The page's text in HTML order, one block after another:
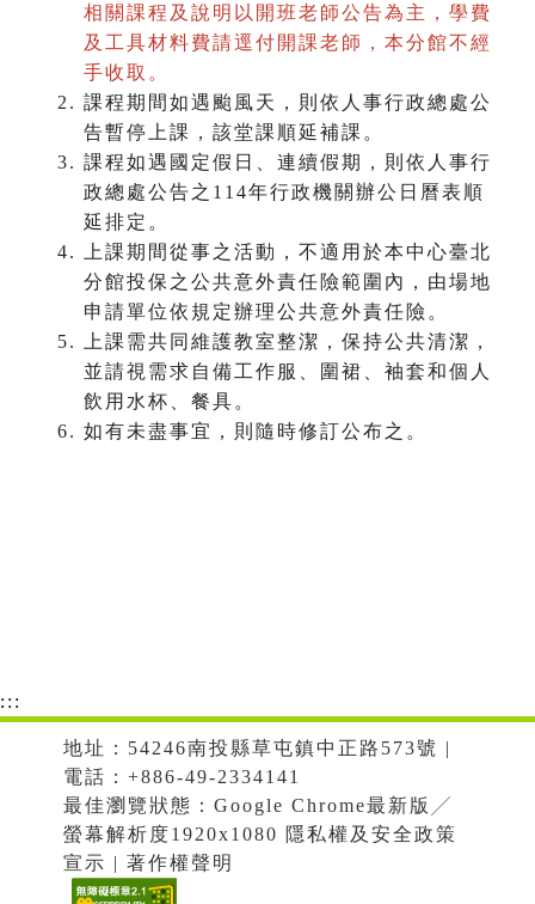
相關課程及說明以開班老師公告為主，學費
及工具材料費請逕付開課老師，本分館不經
手收取。
課程期間如遇颱風天，則依人事行政總處公
告暫停上課，該堂課順延補課。
課程如遇國定假日、連續假期，則依人事行
政總處公告之114年行政機關辦公日曆表順
延排定。
上課期間從事之活動，不適用於本中心臺北
分館投保之公共意外責任險範圍內，由場地
申請單位依規定辦理公共意外責任險。
上課需共同維護教室整潔，保持公共清潔，
並請視需求自備工作服、圍裙、袖套和個人
飲用水杯、餐具。
如有未盡事宜，則隨時修訂公布之。
:::
地址：54246南投縣草屯鎮中正路573號 |
電話：+886-49-2334141
最佳瀏覽狀態：Google Chrome最新版╱
螢幕解析度1920x1080 隱私權及安全政策
宣示 | 著作權聲明